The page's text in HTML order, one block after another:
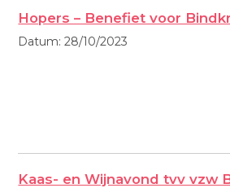
Hopers – Benefiet voor
Datum:28/10/2023
Kaas- en Wijnavond tvv vzw